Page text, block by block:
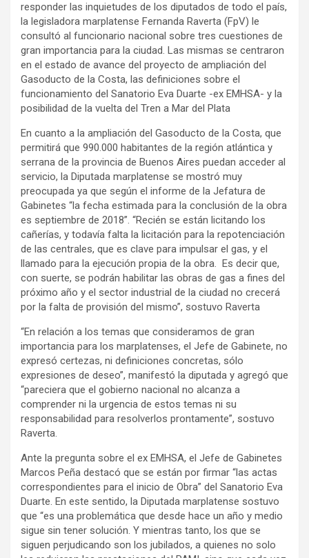
responder las inquietudes de los diputados de todo el país,
la legisladora marplatense Fernanda Raverta (FpV) le
consultó al funcionario nacional sobre tres cuestiones de
gran importancia para la ciudad. Las mismas se centraron
en el estado de avance del proyecto de ampliación del
Gasoducto de la Costa, las definiciones sobre el
funcionamiento del Sanatorio Eva Duarte -ex EMHSA- y la
posibilidad de la vuelta del Tren a Mar del Plata
En cuanto a la ampliación del Gasoducto de la Costa, que
permitirá que 990.000 habitantes de la región atlántica y
serrana de la provincia de Buenos Aires puedan acceder al
servicio, la Diputada marplatense se mostró muy
preocupada ya que según el informe de la Jefatura de
Gabinetes “la fecha estimada para la conclusión de la obra
es septiembre de 2018”. “Recién se están licitando los
cañerías, y todavía falta la licitación para la repotenciación
de las centrales, que es clave para impulsar el gas, y el
llamado para la ejecución propia de la obra. Es decir que,
con suerte, se podrán habilitar las obras de gas a fines del
próximo año y el sector industrial de la ciudad no crecerá
por la falta de provisión del mismo”, sostuvo Raverta
“En relación a los temas que consideramos de gran
importancia para los marplatenses, el Jefe de Gabinete, no
expresó certezas, ni definiciones concretas, sólo
expresiones de deseo”, manifestó la diputada y agregó que
“pareciera que el gobierno nacional no alcanza a
comprender ni la urgencia de estos temas ni su
responsabilidad para resolverlos prontamente”, sostuvo
Raverta.
Ante la pregunta sobre el ex EMHSA, el Jefe de Gabinetes
Marcos Peña destacó que se están por firmar “las actas
correspondientes para el inicio de Obra” del Sanatorio Eva
Duarte. En este sentido, la Diputada marplatense sostuvo
que “es una problemática que desde hace un año y medio
sigue sin tener solución. Y mientras tanto, los que se
siguen perjudicando son los jubilados, a quienes no solo